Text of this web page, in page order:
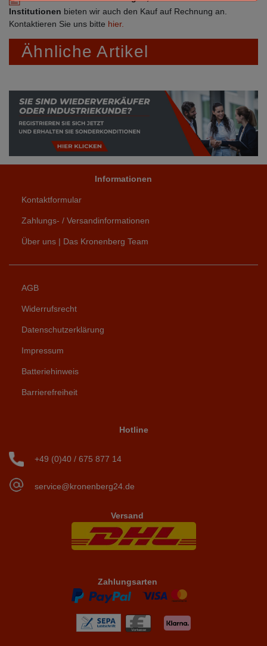
Institutionen bieten wir auch den Kauf auf Rechnung an.
Kontaktieren Sie uns bitte hier.
Ähnliche Artikel
Informationen
Kontaktformular
Zahlungs- / Versandinformationen
Über uns | Das Kronenberg Team
AGB
Widerrufsrecht
Datenschutzerklärung
Impressum
Batteriehinweis
Barrierefreiheit
Hotline
+49 (0)40 / 675 877 14
service@kronenberg24.de
Versand
Zahlungsarten